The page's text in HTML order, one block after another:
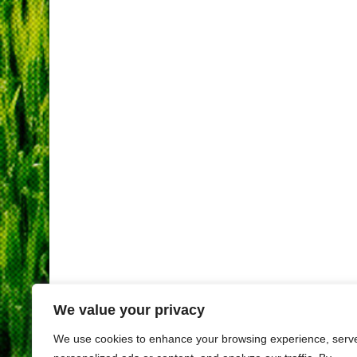
We value your privacy
We use cookies to enhance your browsing experience,